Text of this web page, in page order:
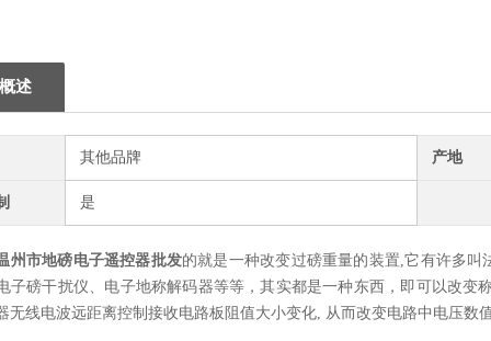
述
其他品牌 产地
是
州市地磅电子遥控器批发的就是一种改变过磅重量的装置,它有许多
子磅干扰仪、电子地称解码器等等，其实都是一种东西，即可以改
无线电波远距离控制接收电路板阻值大小变化, 从而改变电路中电压